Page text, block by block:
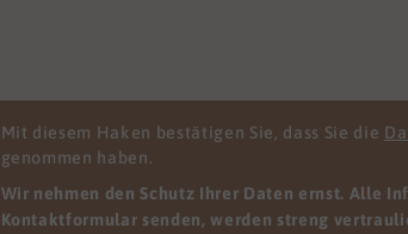
Mit diesem Haken bestätigen Sie, dass Sie die
genommen haben.
Wir nehmen den Schutz Ihrer Daten ernst. Alle
Kontaktformular senden, werden streng